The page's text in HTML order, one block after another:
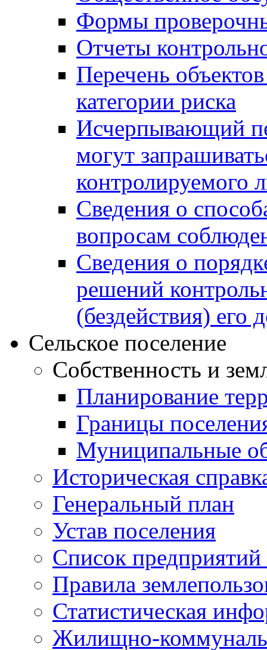
Формы
Отчеты
Перечень
категории риска
Исчерпывающий
могут
контролируемого
Сведения о
вопросам
Сведения о
решений
(бездействия) его
Сельское поселение
Собственность и
Планирование
Границы
Муниципальные
Историческая
Генеральный план
Устав поселения
Список предприятий
Правила
Статистическая
Жилищно-